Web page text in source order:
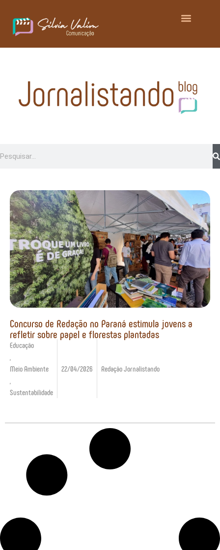
Concurso de Redação no Paraná estimula jovens a
refletir sobre papel e florestas plantadas
Educação
Meio Ambiente
Sustentabilidade
22/04/2026 Redação Jornalistando